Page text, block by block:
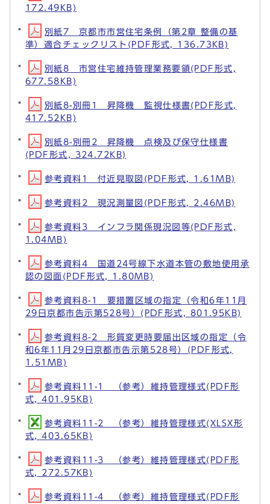
172.49KB)
別紙7 京都市市営住宅条例（第2章 整備の基
準）適合チェックリスト(PDF形式, 136.73KB)
別紙8 市営住宅維持管理業務要領(PDF形式,
677.58KB)
別紙8-別冊1 昇降機 監視仕様書(PDF形式,
417.52KB)
別紙8-別冊2 昇降機 点検及び保守仕様書
(PDF形式, 324.72KB)
参考資料1 付近見取図(PDF形式, 1.61MB)
参考資料2 現況測量図(PDF形式, 2.46MB)
参考資料3 インフラ関係現況図等(PDF形式,
1.04MB)
参考資料4 国道24号線下水道本管の敷地使用承
認の図面(PDF形式, 1.80MB)
参考資料8-1 要措置区域の指定（令和6年11月
29日京都市告示第528号）(PDF形式, 801.95KB)
参考資料8-2 形質変更時要届出区域の指定（令
和6年11月29日京都市告示第528号）(PDF形式,
1.51MB)
参考資料11-1 （参考）維持管理様式(PDF形
式, 401.95KB)
参考資料11-2 （参考）維持管理様式(XLSX形
式, 403.65KB)
参考資料11-3 （参考）維持管理様式(PDF形
式, 272.57KB)
参考資料11-4 （参考）維持管理様式(PDF形